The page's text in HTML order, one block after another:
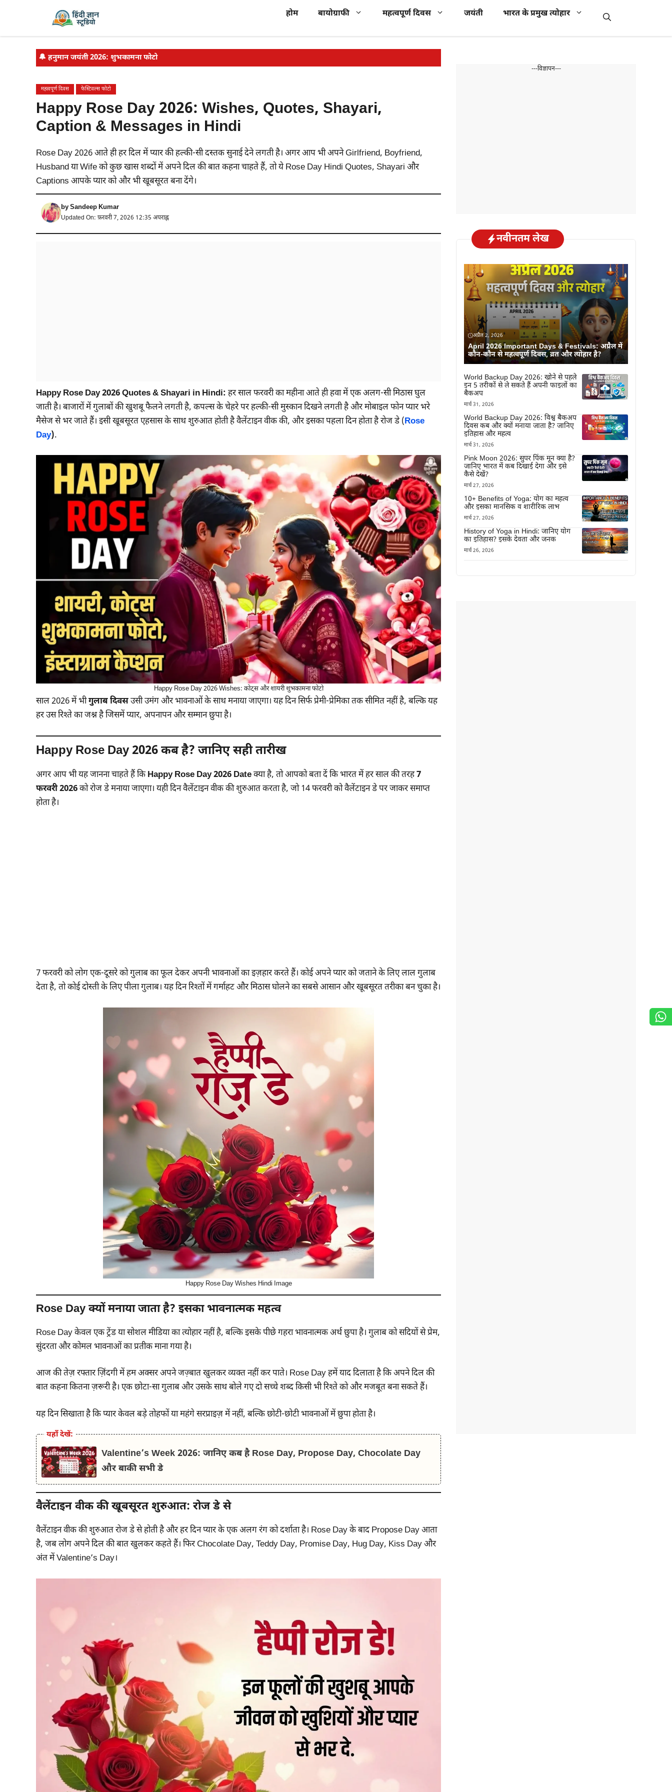
content
होम बायोग्राफी महत्वपूर्ण दिवस जयंती भारत के प्रमुख त्योहार
🔔 हनुमान जयंती 2026: शुभकामना फोटो
महत्वपूर्ण दिवस फेस्टिवल्स फोटो
Happy Rose Day 2026: Wishes, Quotes, Shayari,
Caption & Messages in Hindi
Rose Day 2026 आते ही हर दिल में प्यार की हल्की-सी दस्तक सुनाई देने लगती है। अगर आप भी अपने Girlfriend, Boyfriend,
Husband या Wife को कुछ खास शब्दों में अपने दिल की बात कहना चाहते हैं, तो ये Rose Day Hindi Quotes, Shayari और
Captions आपके प्यार को और भी खूबसूरत बना देंगे।
bySandeep Kumar
Updated On: फ़रवरी 7, 2026 12:35 अपराह्न
Happy Rose Day 2026 Quotes & Shayari in Hindi: हर साल फरवरी का महीना आते ही हवा में एक अलग-सी मिठास घुल
जाती है। बाजारों में गुलाबों की खुशबू फैलने लगती है, कपल्स के चेहरे पर हल्की-सी मुस्कान दिखने लगती है और मोबाइल फोन प्यार भरे
मैसेज से भर जाते हैं। इसी खूबसूरत एहसास के साथ शुरुआत होती है वैलेंटाइन वीक की, और इसका पहला दिन होता है रोज डे (Rose
Day).
Happy Rose Day 2026 Wishes: कोट्स और शायरी शुभकामना फोटो
साल 2026 में भीगुलाब दिवसउसी उमंग और भावनाओं के साथ मनाया जाएगा। यह दिन सिर्फ प्रेमी-प्रेमिका तक सीमित नहीं है, बल्कि यह
हर उस रिश्ते का जश्न है जिसमें प्यार, अपनापन और सम्मान छुपा है।
Happy Rose Day 2026 कब है? जानिए सही तारीख
अगर आप भी यह जानना चाहते हैं किHappy Rose Day 2026 Dateक्या है, तो आपको बता दें कि भारत में हर साल की तरह7
फरवरी 2026को रोज डे मनाया जाएगा। यही दिन वैलेंटाइन वीक की शुरुआत करता है, जो 14 फरवरी को वैलेंटाइन डे पर जाकर समाप्त
होता है।
7 फरवरी को लोग एक-दूसरे को गुलाब का फूल देकर अपनी भावनाओं का इज़हार करते हैं। कोई अपने प्यार को जताने के लिए लाल गुलाब
देता है, तो कोई दोस्ती के लिए पीला गुलाब। यह दिन रिश्तों में गर्माहट और मिठास घोलने का सबसे आसान और खूबसूरत तरीका बन चुका है।
Happy Rose Day Wishes Hindi Image
Rose Day क्यों मनाया जाता है? इसका भावनात्मक महत्व
Rose Day केवल एक ट्रेंड या सोशल मीडिया का त्योहार नहीं है, बल्कि इसके पीछे गहरा भावनात्मक अर्थ छुपा है। गुलाब को सदियों से प्रेम,
सुंदरता और कोमल भावनाओं का प्रतीक माना गया है।
आज की तेज़ रफ्तार ज़िंदगी में हम अक्सर अपने जज़्बात खुलकर व्यक्त नहीं कर पाते। Rose Day हमें याद दिलाता है कि अपने दिल की
बात कहना कितना ज़रूरी है। एक छोटा-सा गुलाब और उसके साथ बोले गए दो सच्चे शब्द किसी भी रिश्ते को और मजबूत बना सकते हैं।
यह दिन सिखाता है कि प्यार केवल बड़े तोहफों या महंगे सरप्राइज़ में नहीं, बल्कि छोटी-छोटी भावनाओं में छुपा होता है।
यहाँ देखें:
Valentine’s Week 2026: जानिए कब है Rose Day, Propose Day, Chocolate Day
और बाकी सभी डे
वैलेंटाइन वीक की खूबसूरत शुरुआत: रोज डे से
वैलेंटाइन वीक की शुरुआत रोज डे से होती है और हर दिन प्यार के एक अलग रंग को दर्शाता है। Rose Day के बाद Propose Day आता
है, जब लोग अपने दिल की बात खुलकर कहते हैं। फिर Chocolate Day, Teddy Day, Promise Day, Hug Day, Kiss Day और
अंत में Valentine’s Day।
---विज्ञापन---
नवीनतम लेख
अप्रैल 2, 2026
April 2026 Important Days & Festivals: अप्रैल में
कौन-कौन से महत्वपूर्ण दिवस, व्रत और त्योहार है?
World Backup Day 2026: खोने से पहले
इन 5 तरीकों से ले सकते हैं अपनी फाइलों का
बैकअप
मार्च 31, 2026
World Backup Day 2026: विश्व बैकअप
दिवस कब और क्यों मनाया जाता है? जानिए
इतिहास और महत्व
मार्च 31, 2026
Pink Moon 2026: सुपर पिंक मून क्या है?
जानिए भारत में कब दिखाई देगा और इसे
कैसे देखें?
मार्च 27, 2026
10+ Benefits of Yoga: योग का महत्व
और इसका मानसिक व शारीरिक लाभ
मार्च 27, 2026
History of Yoga in Hindi: जानिए योग
का इतिहास? इसके देवता और जनक
मार्च 26, 2026